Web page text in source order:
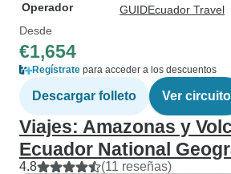
Operador
GUIDEcuador Travel
Desde
€1,654
Regístrate para acceder a los descuentos
Descargar folleto Ver circuito
Viajes: Amazonas y
Ecuador National
4.8 (11 reseñas)